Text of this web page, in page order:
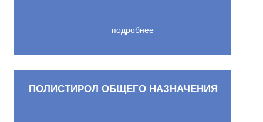
подробнее
ПОЛИСТИРОЛ ОБЩЕГО НАЗНАЧЕНИЯ